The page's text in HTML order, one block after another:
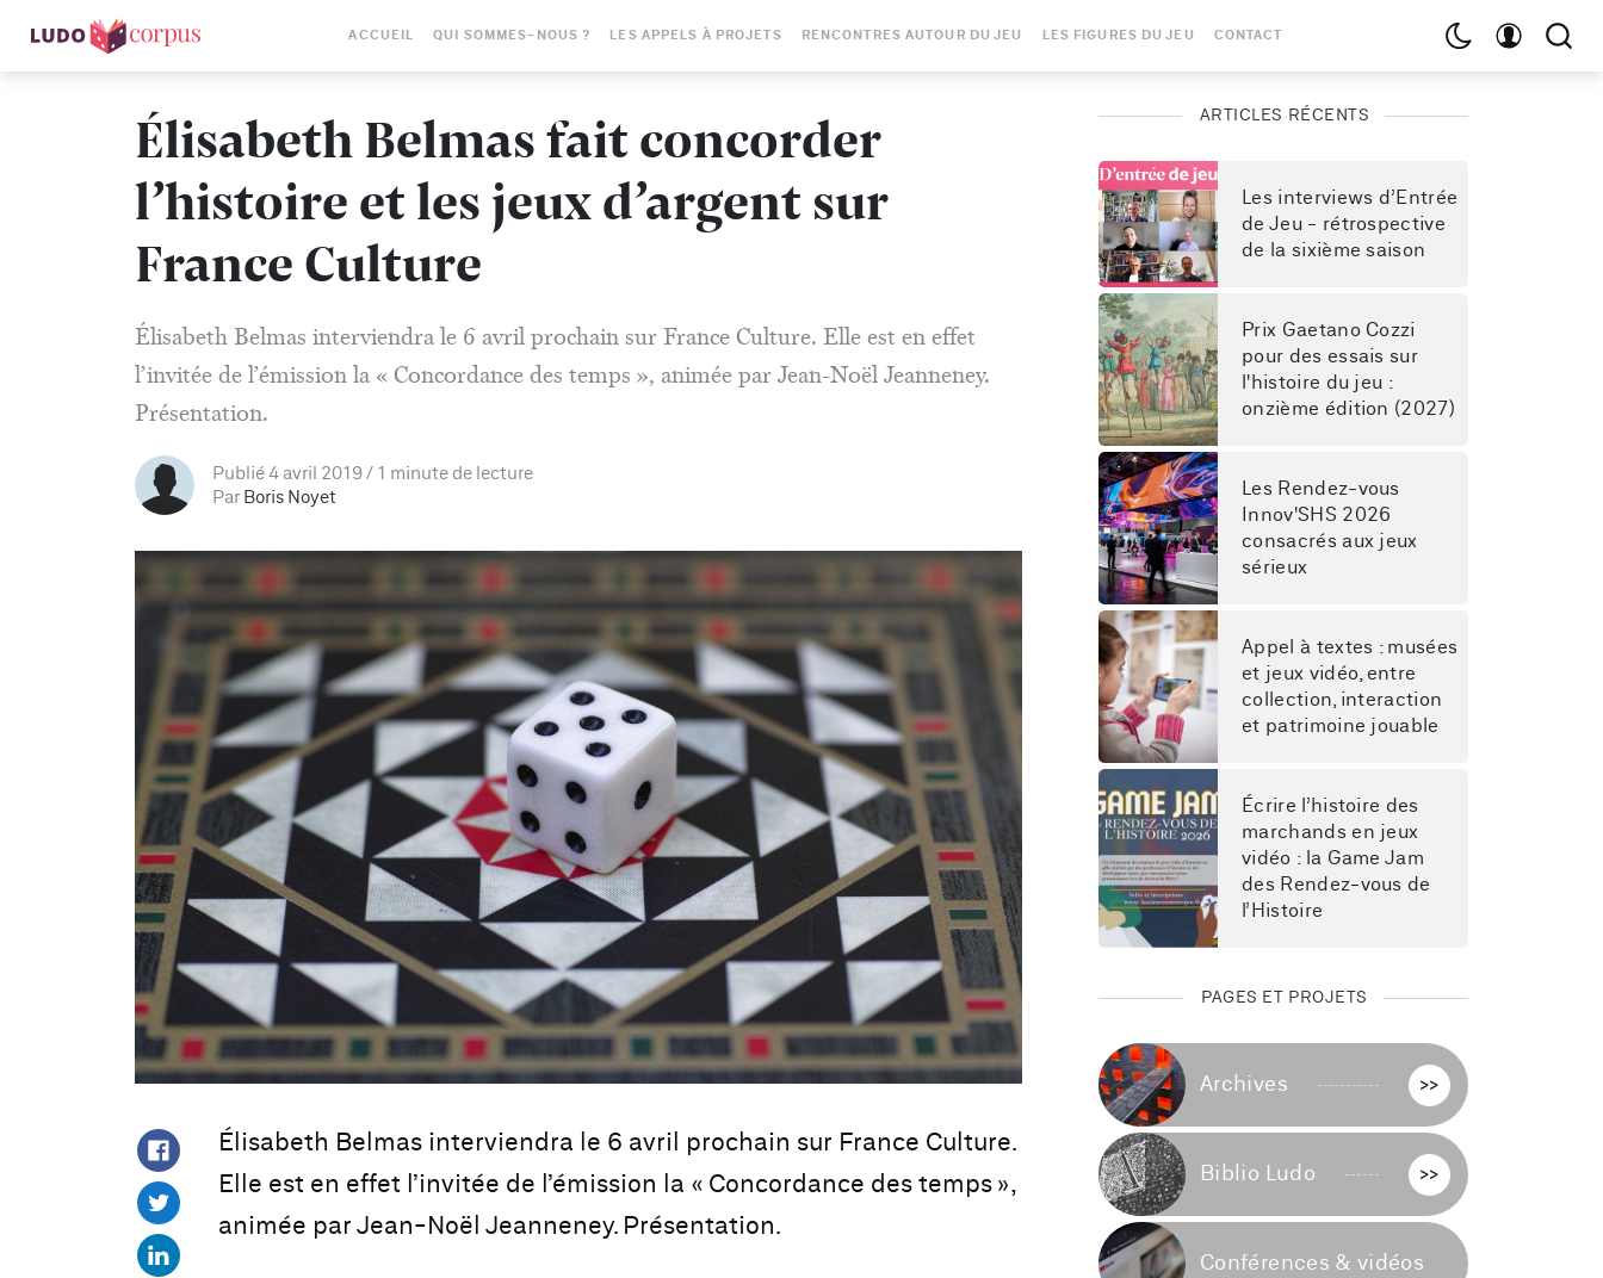
ACCUEIL QUI SOMMES-NOUS ? LES APPELS À PROJETS RENCONTRES AUTOUR DU JEU LES FIGURES DU JEU CONTACT
Élisabeth Belmas fait concorder
l’histoire et les jeux d’argent sur
France Culture
Élisabeth Belmas interviendra le 6 avril prochain sur France Culture. Elle est en effet
l’invitée de l’émission la « Concordance des temps », animée par Jean-Noël Jeanneney.
Présentation.
Publié 4 avril 2019
1 minute de lecture
Par Boris Noyet
Élisabeth Belmas interviendra le 6 avril prochain sur France Culture.
Elle est en effet l’invitée de l’émission la « Concordance des temps »,
animée par Jean-Noël Jeanneney. Présentation.
ARTICLES RÉCENTS
Les interviews d’Entrée
de Jeu - rétrospective
de la sixième saison
Prix Gaetano Cozzi
pour des essais sur
l'histoire du jeu :
onzième édition (2027)
Les Rendez-vous
Innov'SHS 2026
consacrés aux jeux
sérieux
Appel à textes : musées
et jeux vidéo, entre
collection, interaction
et patrimoine jouable
Écrire l’histoire des
marchands en jeux
vidéo : la Game Jam
des Rendez-vous de
l’Histoire
PAGES ET PROJETS
Archives >>
Biblio Ludo >>
Conférences & vidéos